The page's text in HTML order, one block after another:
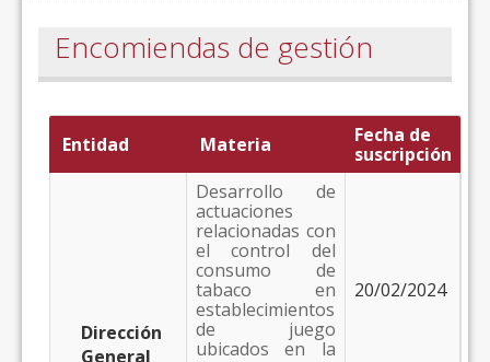
Encomiendas de gestión
Entidad Materia
Fecha de
suscripción
Dirección
General
Desarrollo de
actuaciones
relacionadas con
el control del
consumo de
tabaco en
establecimientos
de juego
ubicados en la
20/02/2024